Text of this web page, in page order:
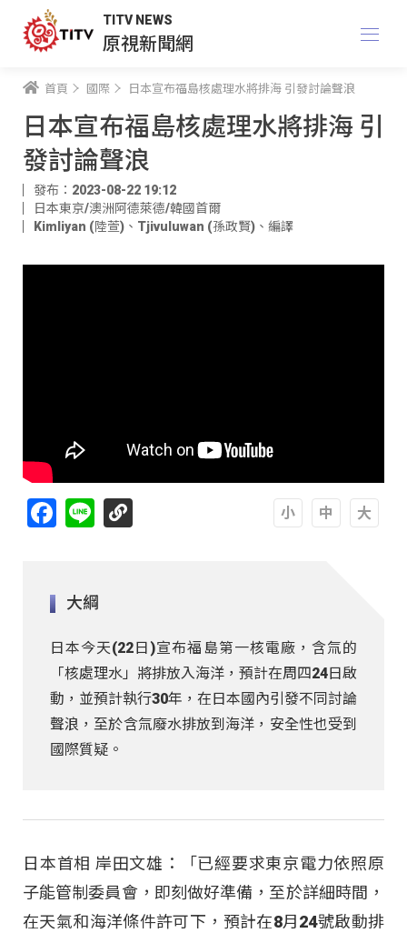
TITV NEWS
原視新聞網
首頁 國際 日本宣布福島核處理水將排海 引發討論聲浪
日本宣布福島核處理水將排海 引
發討論聲浪
發布：2023-08-22 19:12
日本東京/澳洲阿德萊德/韓國首爾
Kimliyan (陸萱) 、 Tjivuluwan (孫政賢) 、 編譯
Facebook
Line
大綱
日本今天(22日)宣布福島第一核電廠，含氚的
「核處理水」將排放入海洋，預計在周四24日啟
動，並預計執行30年，在日本國內引發不同討論
聲浪，至於含氚廢水排放到海洋，安全性也受到
國際質疑。
日本首相 岸田文雄：「已經要求東京電力依照原
子能管制委員會，即刻做好準備，至於詳細時間，
在天氣和海洋條件許可下，預計在8月24號啟動排